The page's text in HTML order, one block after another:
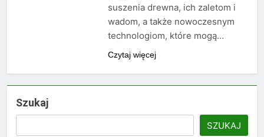
suszenia drewna, ich zaletom i
wadom, a także nowoczesnym
technologiom, które mogą…
Czytaj więcej
Szukaj
SZUKAJ